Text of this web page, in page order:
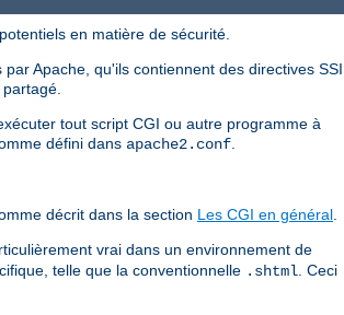
en matière de sécurité.
Apache, qu'ils contiennent des directives SSI
tout script CGI ou autre programme à
défini dans apache2.conf
décrit dans la section Les CGI en général
vrai dans un environnement de
telle que la conventionnelle .shtml . Ceci